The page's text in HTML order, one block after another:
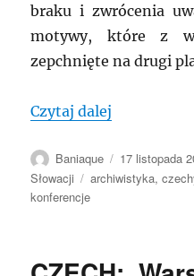
braku i zwrócenia
motywy, które z
zepchnięte na drugi
Czytaj dalej
Autor
Baniaque
Data
publikacji
17 listopada
Słowacji
Tagi
archiwistyka,
konferencje